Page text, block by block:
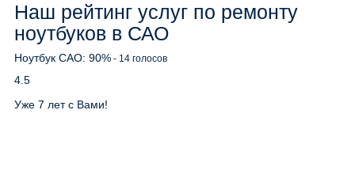
Наш рейтинг услуг по ремонту
ноутбуков в САО
Ноутбук САО: 90% - 14 голосов
4.5
Уже 7 лет с Вами!